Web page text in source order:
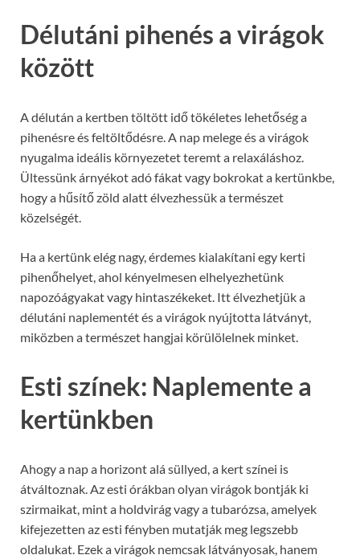
Délutáni pihenés a virágok
között
A délután a kertben töltött idő tökéletes lehetőség a
pihenésre és feltöltődésre. A nap melege és a virágok
nyugalma ideális környezetet teremt a relaxáláshoz.
Ültessünk árnyékot adó fákat vagy bokrokat a kertünkbe,
hogy a hűsítő zöld alatt élvezhessük a természet
közelségét.
Ha a kertünk elég nagy, érdemes kialakítani egy kerti
pihenőhelyet, ahol kényelmesen elhelyezhetünk
napozóágyakat vagy hintaszékeket. Itt élvezhetjük a
délutáni naplementét és a virágok nyújtotta látványt,
miközben a természet hangjai körülölelnek minket.
Esti színek: Naplemente a
kertünkben
Ahogy a nap a horizont alá süllyed, a kert színei is
átváltoznak. Az esti órákban olyan virágok bontják ki
szirmaikat, mint a holdvirág vagy a tubarózsa, amelyek
kifejezetten az esti fényben mutatják meg legszebb
oldalukat. Ezek a virágok nemcsak látványosak, hanem